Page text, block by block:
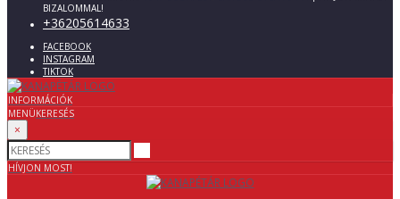
BIZALOMMAL!
+36205614633
FACEBOOK
INSTAGRAM
TIKTOK
INFORMÁCIÓK
MENÜKERESÉS
×
HÍVJON MOST!